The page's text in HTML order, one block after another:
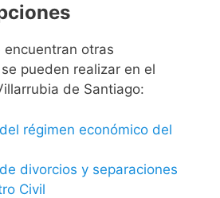
otras
pueden realizar en el
de Santiago:
régimen económico del
divorcios y separaciones
Civil